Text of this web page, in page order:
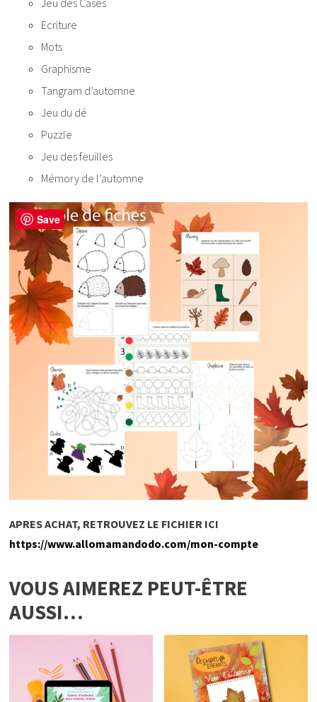
Ecriture
Mots
Graphisme
Tangram d’automne
Jeu du dé
Puzzle
Jeu des feuilles
Mémory de l’automne
APRES ACHAT, RETROUVEZ LE FICHIER ICI
https://www.allomamandodo.com/mon-compte
VOUS AIMEREZ PEUT-ÊTRE
AUSSI…
Save